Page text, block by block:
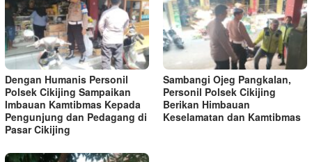
Dengan Humanis Personil
Polsek Cikijing Sampaikan
Imbauan Kamtibmas Kepada
Pengunjung dan Pedagang di
Pasar Cikijing
Sambangi Ojeg Pangkalan,
Personil Polsek Cikijing
Berikan Himbauan
Keselamatan dan Kamtibmas